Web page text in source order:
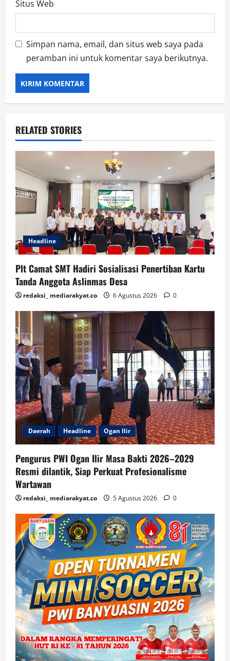
Situs Web
Simpan nama, email, dan situs web saya pada
peramban ini untuk komentar saya berikutnya.
RELATED STORIES
Headline
Plt Camat SMT Hadiri Sosialisasi Penertiban Kartu
Tanda Anggota Aslinmas Desa
redaksi_ mediarakyat.co 6 Agustus 2026 0
Daerah Headline Ogan Ilir
Pengurus PWI Ogan Ilir Masa Bakti 2026–2029
Resmi dilantik, Siap Perkuat Profesionalisme
Wartawan
redaksi_ mediarakyat.co 5 Agustus 2026 0